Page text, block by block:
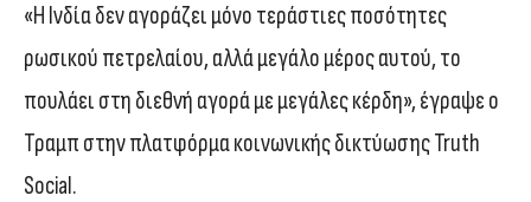
«Η Ινδία δεν αγοράζει μόνο τεράστιες ποσότητες
ρωσικού πετρελαίου, αλλά μεγάλο μέρος αυτού, το
πουλάει στη διεθνή αγορά με μεγάλες κέρδη», έγραψε ο
Τραμπ στην πλατφόρμα κοινωνικής δικτύωσης Truth
Social.